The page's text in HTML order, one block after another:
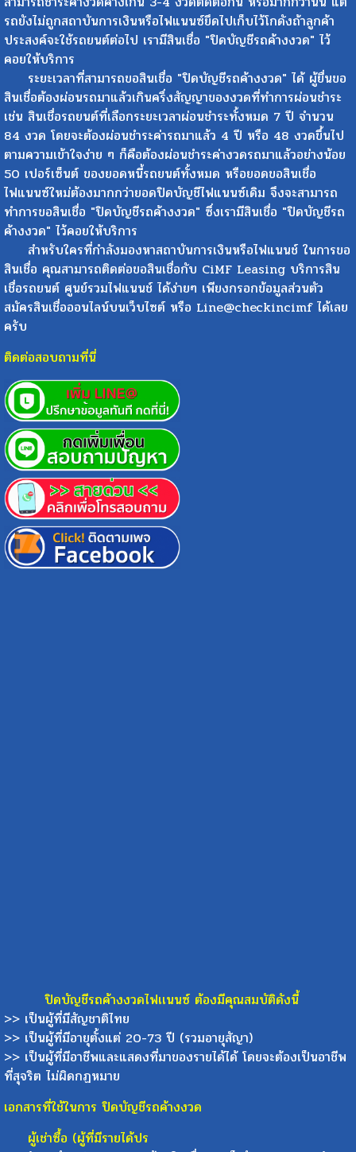
รถยังไม่ถูกสถาบันการเงินหรือไฟแนนซ์ยึดไปเก็บไว้โกดังถ้าลูกค้า
ประสงค์จะใช้รถยนต์ต่อไป เรามีสินเชื่อ "ปิดบัญชีรถค้างงวด" ไว้
คอยให้บริการ
ระยะเวลาที่สามารถขอสินเชื่อ "ปิดบัญชีรถค้างงวด" ได้ ผู้ยื่นขอ
สินเชื่อต้องผ่อนรถมาแล้วเกินครึ่งสัญญาของงวดที่ทำการผ่อนชำระ
เช่น สินเชื่อรถยนต์ที่เลือกระยะเวลาผ่อนชำระทั้งหมด 7 ปี จำนวน
84 งวด โดยจะต้องผ่อนชำระค่ารถมาแล้ว 4 ปี หรือ 48 งวดขึ้นไป
ตามความเข้าใจง่าย ๆ ก็คือต้องผ่อนชำระค่างวดรถมาแล้วอย่างน้อย
50 เปอร์เซ็นต์ ของยอดหนี้รถยนต์ทั้งหมด หรือยอดขอสินเชื่อ
ไฟแนนซ์ใหม่ต้องมากกว่ายอดปิดบัญชีไฟแนนซ์เดิม จึงจะสามารถ
ทำการขอสินเชื่อ "ปิดบัญชีรถค้างงวด" ซึ่งเรามีสินเชื่อ "ปิดบัญชีรถ
ค้างงวด" ไว้คอยให้บริการ
สำหรับใครที่กำลังมองหาสถาบันการเงินหรือไฟแนนช์ ในการขอ
สินเชื่อ คุณสามารถติดต่อขอสินเชื่อกับ CiMF Leasing บริการสิน
เชื่อรถยนต์ ศูนย์รวมไฟแนนช์ ได้ง่ายๆ เพียงกรอกข้อมูลส่วนตัว
สมัครสินเชื่อออนไลน์บนเว็บไซต์ หรือ Line@checkincimf ได้เลย
ครับ
ติดต่อสอบถามที่นี่
ปิดบัญชีรถค้างงวดไฟเเนนซ์ ต้องมีคุณสมบัติดังนี้
>> เป็นผู้ที่มีสัญชาติไทย
>> เป็นผู้ที่มีอายุตั้งแต่ 20-73 ปี (รวมอายุสัญา)
>> เป็นผู้ที่มีอาชีพและแสดงที่มาของรายได้ได้ โดยจะต้องเป็นอาชีพ
ที่สุจริต ไม่ผิดกฏหมาย
เอกสารที่ใช้ในการ ปิดบัญชีรถค้างงวด
ผู้เช่าซื้อ (ผู้ที่มีรายได้ปร